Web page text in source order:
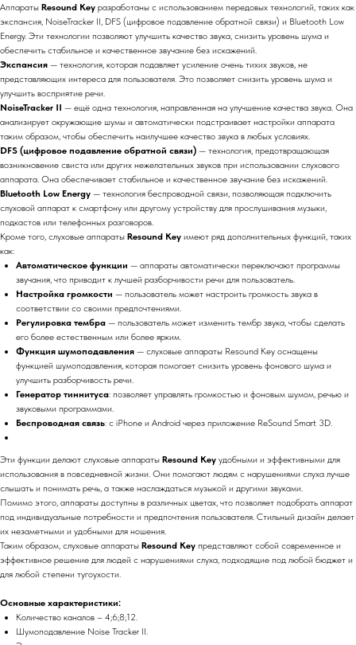
Аппараты Resound Key разработаны с использованием передовых технологий, таких как
экспансия, NoiseTracker II, DFS (цифровое подавление обратной связи) и Bluetooth Low
Energy. Эти технологии позволяют улучшить качество звука, снизить уровень шума и
обеспечить стабильное и качественное звучание без искажений.
Экспансия — технология, которая подавляет усиление очень тихих звуков, не
представляющих интереса для пользователя. Это позволяет снизить уровень шума и
улучшить восприятие речи.
NoiseTracker II — ещё одна технология, направленная на улучшение качества звука. Она
анализирует окружающие шумы и автоматически подстраивает настройки аппарата
таким образом, чтобы обеспечить наилучшее качество звука в любых условиях.
DFS (цифровое подавление обратной связи) — технология, предотвращающая
возникновение свиста или других нежелательных звуков при использовании слухового
аппарата. Она обеспечивает стабильное и качественное звучание без искажений.
Bluetooth Low Energy — технология беспроводной связи, позволяющая подключить
слуховой аппарат к смартфону или другому устройству для прослушивания музыки,
подкастов или телефонных разговоров.
Кроме того, слуховые аппараты Resound Key имеют ряд дополнительных функций, таких
как:
Автоматическое функции — аппараты автоматически переключают программы
звучания, что приводит к лучшей разборчивости речи для пользователь.
Настройка громкости — пользователь может настроить громкость звука в
соответствии со своими предпочтениями.
Регулировка тембра — пользователь может изменить тембр звука, чтобы сделать
его более естественным или более ярким.
Функция шумоподавления — слуховые аппараты Resound Key оснащены
функцией шумоподавления, которая помогает снизить уровень фонового шума и
улучшить разборчивость речи.
Генератор тиннитуса: позволяет управлять громкостью и фоновым шумом, речью и
звуковыми программами.
Беспроводная связь: с iPhone и Android через приложение ReSound Smart 3D.
Эти функции делают слуховые аппараты Resound Key удобными и эффективными для
использования в повседневной жизни. Они помогают людям с нарушениями слуха лучше
слышать и понимать речь, а также наслаждаться музыкой и другими звуками.
Помимо этого, аппараты доступны в различных цветах, что позволяет подобрать аппарат
под индивидуальные потребности и предпочтения пользователя. Стильный дизайн делает
их незаметными и удобными для ношения.
Таким образом, слуховые аппараты Resound Key представляют собой современное и
эффективное решение для людей с нарушениями слуха, подходящие под любой бюджет и
для любой степени тугоухости.
Основные характеристики:
Количество каналов – 4;6;8;12.
Шумоподавление Noise Tracker II.